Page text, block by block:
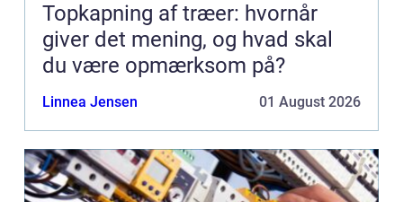
Topkapning af træer: hvornår
giver det mening, og hvad skal
du være opmærksom på?
Linnea Jensen 01 August 2026